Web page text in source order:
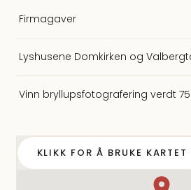
Firmagaver
Lyshusene Domkirken og
Vinn bryllupsfotografering verdt
KLIKK FOR Å BRUKE KARTET